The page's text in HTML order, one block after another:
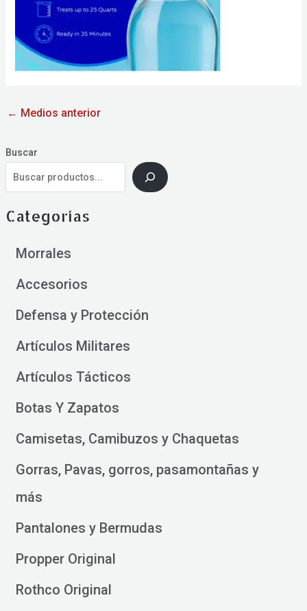
Buscar
Categorías
Morrales
Accesorios
Defensa y Protección
Artículos Militares
Artículos Tácticos
Botas Y Zapatos
Camisetas, Camibuzos y Chaquetas
Gorras, Pavas, gorros, pasamontañas y
más
Pantalones y Bermudas
Propper Original
Rothco Original
← Medios anterior